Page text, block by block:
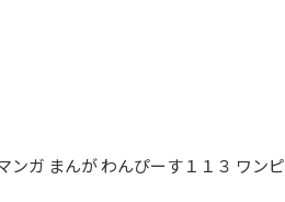
ンガ まんが わんぴーす１１３ ワン